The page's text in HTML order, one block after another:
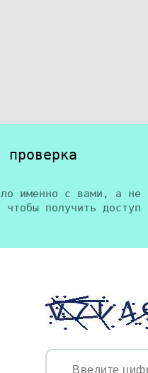
проверка
именно с вами, а не
получить доступ